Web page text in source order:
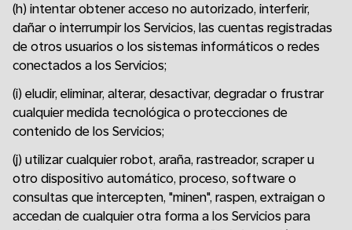
(h) intentar obtener acceso no autorizado, interferir,
dañar o interrumpir los Servicios, las cuentas registradas
de otros usuarios o los sistemas informáticos o redes
conectados a los Servicios;
(i) eludir, eliminar, alterar, desactivar, degradar o frustrar
cualquier medida tecnológica o protecciones de
contenido de los Servicios;
(j) utilizar cualquier robot, araña, rastreador, scraper u
otro dispositivo automático, proceso, software o
consultas que intercepten, "minen", raspen, extraigan o
accedan de cualquier otra forma a los Servicios para